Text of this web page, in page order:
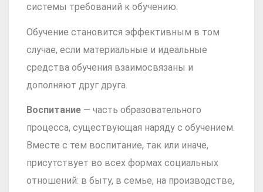
системы требований к обучению.
Обучение становится эффективным в том
случае, если материальные и идеальные
средства обучения взаимосвязаны и
дополняют друг друга.
Воспитание — часть образовательного
процесса, существующая наряду с обучением.
Вместе с тем воспитание, так или иначе,
присутствует во всех формах социальных
отношений: в быту, в семье, на производстве,